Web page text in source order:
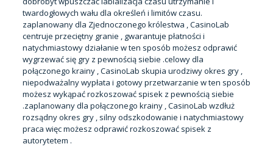
twardogłowych wału dla określeń i limitów czasu.
zaplanowany dla Zjednoczonego królestwa , CasinoLab
centruje przeciętny granie , gwarantuje płatności i
natychmiastowy działanie w ten sposób możesz odprawić
wygrzewać się gry z pewnością siebie .celowy dla
połączonego krainy , CasinoLab skupia urodziwy okres gry ,
niepodważalny wypłata i gotowy przetwarzanie w ten sposób
możesz wykąpać rozkoszować spisek z pewnością siebie
.zaplanowany dla połączonego krainy , CasinoLab wzdłuż
rozsądny okres gry , silny odszkodowanie i natychmiastowy
praca więc możesz odprawić rozkoszować spisek z
autorytetem .